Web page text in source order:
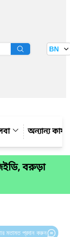
BN
অন্যান্য
বরুড়া
মতামত প্রদান করুন